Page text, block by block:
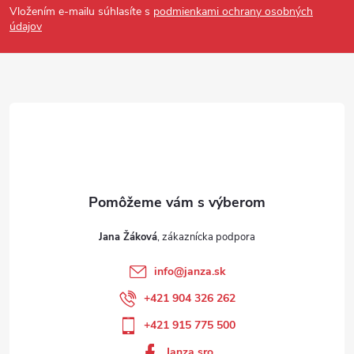
Vložením e-mailu súhlasíte s podmienkami ochrany osobných
údajov
Jana Žáková
info@janza.sk
+421 904 326 262
+421 915 775 500